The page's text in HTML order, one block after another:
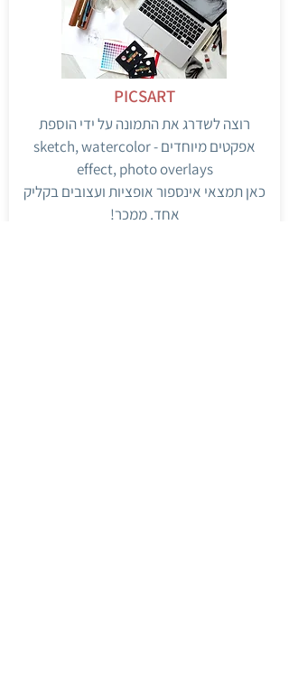
רוצה לשדרג את התמונה על ידי הוספת
אפקטים מיוחדים - sketch, watercolor
effect, photo overlays
כאן תמצאי אינספור אופציות ועצובים בקליק
אחד. ממכר!
PICSART